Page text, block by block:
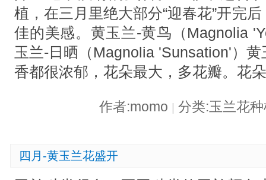
植，在三月里绝大部分“迎春花”开完
佳的美感。黄玉兰-黄鸟（Magnolia
玉兰-日晒（Magnolia 'Sunsation'）
香都很浓郁，花朵最大，多花瓣。花
作者:momo | 分类:玉兰花
四月-黄玉兰花盛开